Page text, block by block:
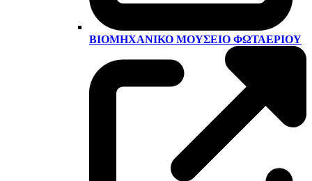
ΒΙΟΜΗΧΑΝΙΚΌ ΜΟΥΣΕΊΟ ΦΩΤΑΕΡΊΟΥ